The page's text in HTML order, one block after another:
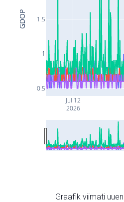
Jul 12
2026
0.5
1
1.5
GDOP
Graafik viimati